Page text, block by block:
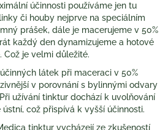
účinnosti používáme jen tu
či houby nejprve na speciálním
prášek, dále je macerujeme v 50%
každý den dynamizujeme a hotové
Což je velmi důležité.
látek při maceraci v 50%
v porovnání s bylinnými odvary
užívání tinktur dochází k uvolňování
což přispívá k vyšší účinnosti.
tinktur vycházejí ze zkušeností